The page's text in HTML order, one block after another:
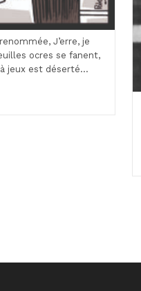
J’erre, je
ocres se fanent,
jeux est déserté…